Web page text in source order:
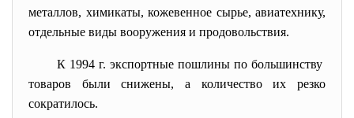
металлов, химикаты, кожевенное сырье, авиатехнику,
отдельные виды вооружения и продовольствия.
К 1994 г. экспортные пошлины по большинству
товаров были снижены, а количество их резко
сократилось.